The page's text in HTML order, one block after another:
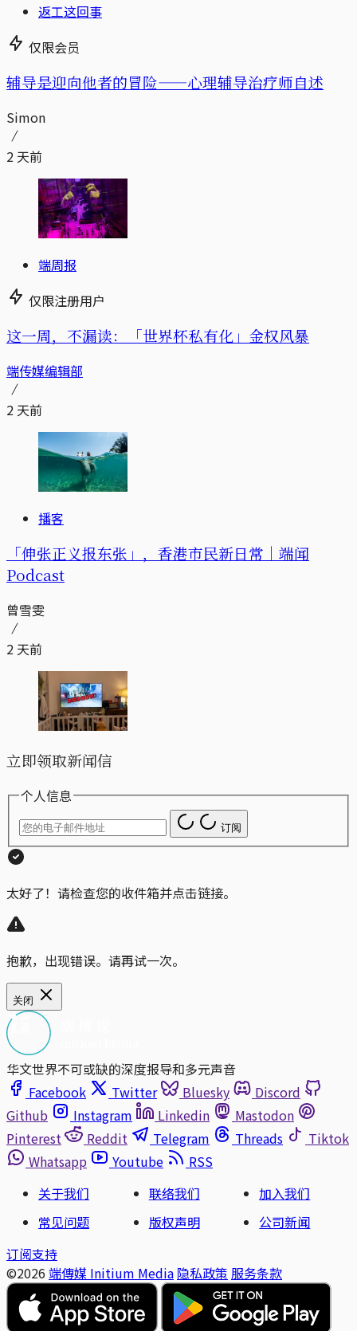
返工这回事
仅限会员
辅导是迎向他者的冒险——心理辅导治疗师自述
Simon
2 天前
端周报
仅限注册用户
这一周，不漏读：「世界杯私有化」金权风暴
端传媒编辑部
2 天前
播客
「伸张正义报东张」，香港市民新日常｜端闻
Podcast
曾雪雯
2 天前
立即领取新闻信
个人信息
订阅
太好了！请检查您的收件箱并点击链接。
抱歉，出现错误。请再试一次。
关闭
华文世界不可或缺的深度报导和多元声音
Facebook
Twitter Bluesky
Discord
Github
Instagram Linkedin
Mastodon
Pinterest
Reddit Telegram Threads
Tiktok
Whatsapp
Youtube
RSS
关于我们
联络我们
加入我们
常见问题
版权声明
公司新闻
订阅支持
©2026 端傳媒 Initium Media 隐私政策 服务条款